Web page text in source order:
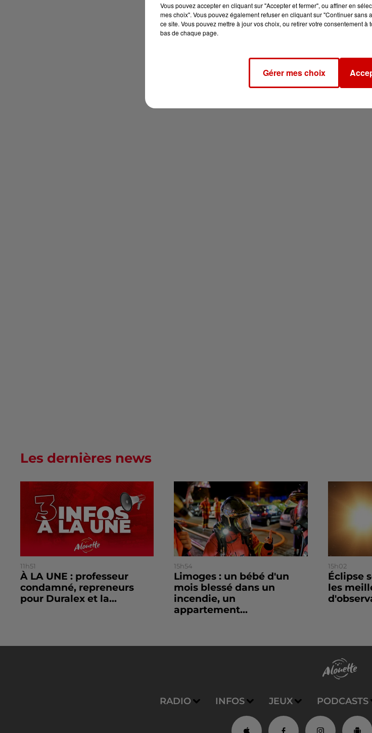
Les dernières news
11h51
À LA UNE : professeur
condamné, repreneurs
pour Duralex et la...
15h54
Limoges : un bébé d'un
mois blessé dans un
incendie, un
appartement...
15h02
Éclipse
les
RADIO INFOS JEUX PODCASTS
Vous pouvez accepter en cliquant sur "Accepter et fermer", ou affiner en
mes choix". Vous pouvez également refuser en cliquant sur "Continuer
ce site. Vous pouvez mettre à jour vos choix, ou retirer votre consentement
bas de chaque page.
Gérer mes choix